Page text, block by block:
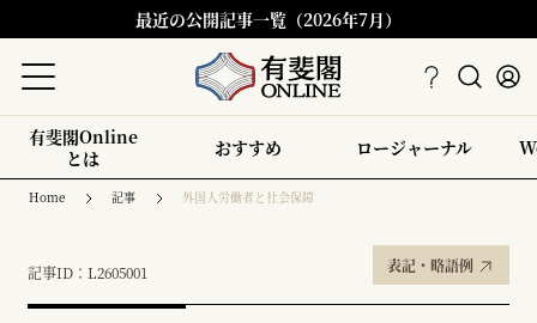
最近の公開記事一覧（2026年7月）
有斐閣Online
とは
おすすめ ロージャーナル
Home 記事 外国人労働者と社会保障
記事ID：L2605001 表記・略語例